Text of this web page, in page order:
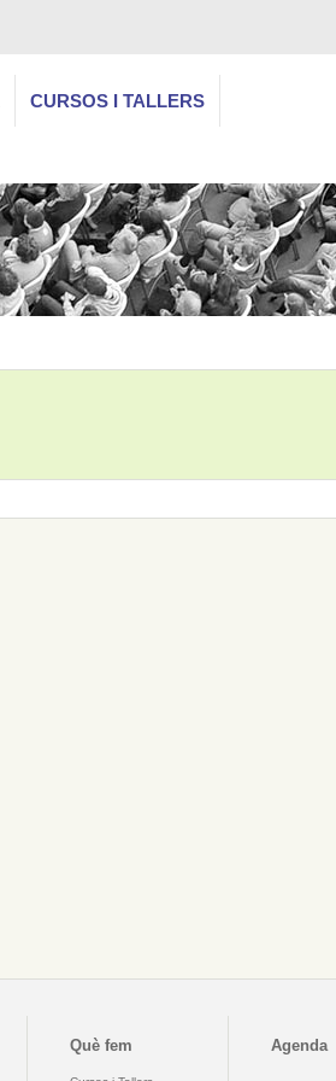
CURSOS I TALLERS
Què fem Agenda